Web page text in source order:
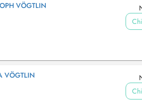
VÖGTLIN
VÖGTLIN